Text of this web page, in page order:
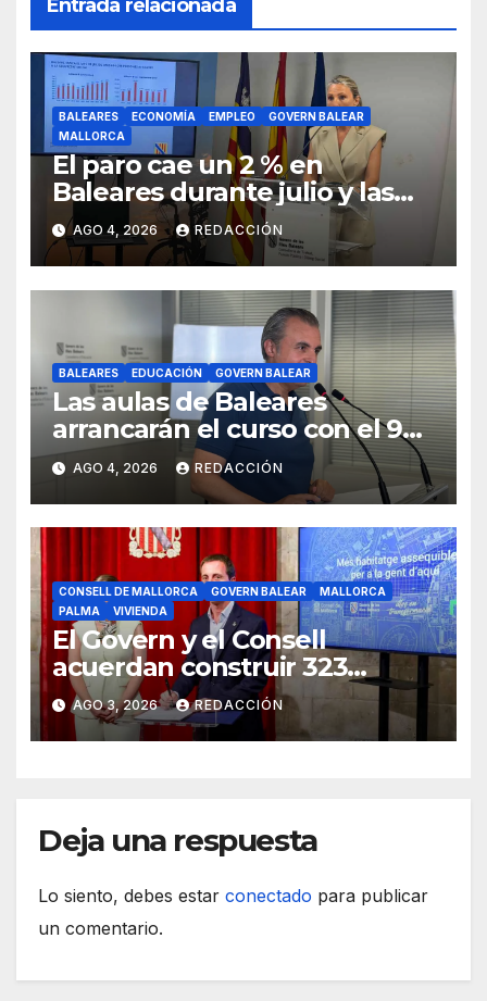
Entrada relacionada
BALEARES ECONOMÍA EMPLEO
GOVERN BALEAR
MALLORCA
El paro cae un 2 % en
Baleares durante julio y las
islas lideran la contratación
indefinida
AGO 4, 2026 REDACCIÓN
BALEARES EDUCACIÓN GOVERN BALEAR
Las aulas de Baleares
arrancarán el curso con el 99
% de las plazas de profesores
cubiertas
AGO 4, 2026 REDACCIÓN
CONSELL DE MALLORCA GOVERN BALEAR
MALLORCA
PALMA
VIVIENDA
El Govern y el Consell
acuerdan construir 323
viviendas públicas en Palma
AGO 3, 2026 REDACCIÓN
Deja una respuesta
Lo siento, debes estar conectado para publicar
un comentario.